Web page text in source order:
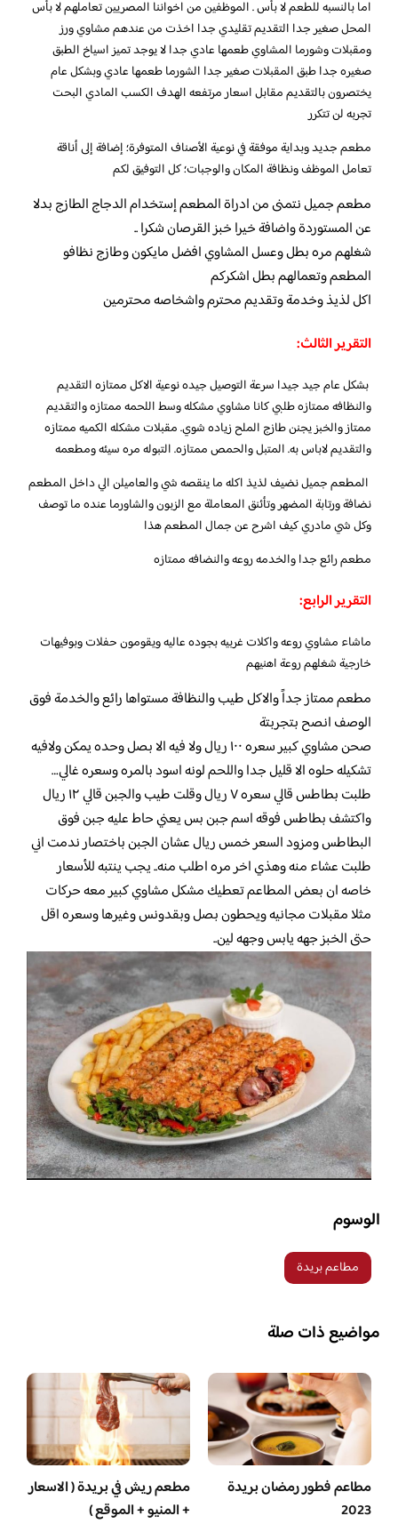
اما بالنسبه للطعم لا بأس . الموظفين من اخواننا المصريين تعاملهم لا بأس
المحل صغير جدا التقديم تقليدي جدا اخذت من عندهم مشاوي ورز
ومقبلات وشورما المشاوي طعمها عادي جدا لا يوجد تميز اسياخ الطبق
صغيره جدا طبق المقبلات صغير جدا الشورما طعمها عادي وبشكل عام
يختصرون بالتقديم مقابل اسعار مرتفعه الهدف الكسب المادي البحت
تجربه لن تتكرر
مطعم جديد وبداية موفقة في نوعية الأصناف المتوفرة؛ إضافة إلى أناقة
تعامل الموظف ونظافة المكان والوجبات؛ كل التوفيق لكم
مطعم جميل نتمنى من ادراة المطعم إستخدام الدجاج الطازج بدلا
عن المستوردة واضافة خيرا خبز القرصان شكرا ..
شغلهم مره بطل وعسل المشاوي افضل مايكون وطازج نظافو
المطعم وتعمالهم بطل اشكركم
اكل لذيذ وخدمة وتقديم محترم واشخاصه محترمين
التقرير الثالث:
بشكل عام جيد جيدا سرعة التوصيل جيده نوعية الاكل ممتازه التقديم
والنظافه ممتازه طلبي كانا مشاوي مشكله وسط اللحمه ممتازه والتقديم
ممتاز والخبز يجنن طازج الملح زياده شوي. مقبلات مشكله الكميه ممتازه
والتقديم لاباس به. المتبل والحمص ممتازه. التبوله مره سيئه ومطعمه
المطعم جميل نضيف لذيذ اكله ما ينقصه شي والعاميلن الي داخل المطعم
نضافة ورتابة المضهر وتأئنق المعاملة مع الزبون والشاورما عنده ما توصف
وكل شي مادري كيف اشرح عن جمال المطعم هذا
مطعم رائع جدا والخدمه روعه والنضافه ممتازه
التقرير الرابع:
ماشاء مشاوي روعه واكلات غربيه بجوده عاليه ويقومون حفلات وبوفيهات
خارجية شغلهم روعة اهنيهم
مطعم ممتاز جداً والاكل طيب والنظافة مستواها رائع والخدمة فوق
الوصف انصح بتجربتة
صحن مشاوي كبير سعره ١٠٠ ريال ولا فيه الا بصل وحده يمكن ولافيه
تشكيله حلوه الا قليل جدا واللحم لونه اسود بالمره وسعره غالي…
طلبت بطاطس قالي سعره ٧ ريال وقلت طيب والجبن قالي ١٢ ريال
واكتشف بطاطس فوقه اسم جبن بس يعني حاط عليه جبن فوق
البطاطس ومزود السعر خمس ريال عشان الجبن باختصار ندمت اني
طلبت عشاء منه وهذي اخر مره اطلب منه.. يجب ينتبه للأسعار
خاصه ان بعض المطاعم تعطيك مشكل مشاوي كبير معه حركات
مثلا مقبلات مجانيه ويحطون بصل وبقدونس وغيرها وسعره اقل
حتى الخبز جهه يابس وجهه لين..
الوسوم
مطاعم بريدة
مواضيع ذات صلة
مطاعم فطور رمضان بريدة
2023
مطعم ريش في بريدة ( الاسعار
+ المنيو + الموقع )